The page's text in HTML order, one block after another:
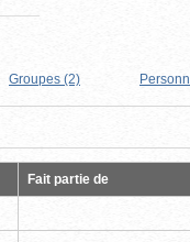
Groupes (2)
Fait partie de